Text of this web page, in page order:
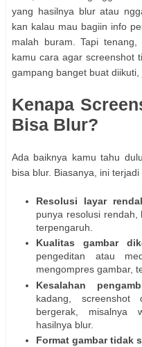
yang hasilnya blur atau
kan kalau mau bagiin info
malah buram. Tapi
kamu cara agar screenshot
gampang banget buat
Kenapa
Bisa Blur?
Ada baiknya kamu tahu
bisa blur. Biasanya, ini
Resolusi layar
punya resolusi
terpengaruh.
Kualitas gambar
pengeditan atau
mengompres gambar,
Kesalahan
kadang,
bergerak, misalnya
hasilnya blur.
Format gambar tidak